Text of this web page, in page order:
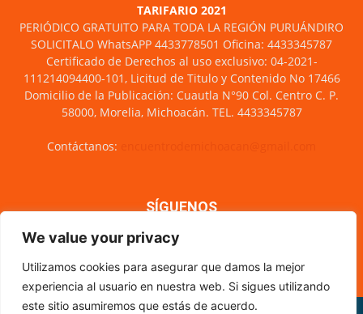
We value your privacy
Utilizamos cookies para asegurar que damos la mejor
experiencia al usuario en nuestra web. Si sigues utilizando
este sitio asumiremos que estás de acuerdo.
TARIFARIO 2021
PERIÓDICO GRATUITO PARA TODA LA REGIÓN PURUÁNDIRO
SOLICITALO WhatsAPP 4433778501 Oficina: 4433345787
Certificado de Derechos al uso exclusivo: 04-2021-
111214094400-101, Licitud de Titulo y Contenido No 17466
Domicilio de la Publicación: Cuautla N°90 Col. Centro C. P.
58000, Morelia, Michoacán. TEL. 4433345787
Contáctanos:
SÍGUENOS